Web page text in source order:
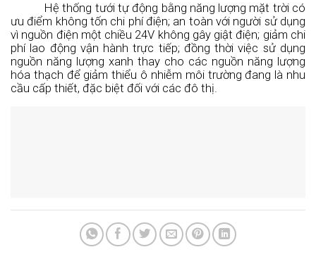
Hệ thống tưới tự động bằng năng lượng mặt trời có
ưu điểm không tốn chi phí điện; an toàn với người sử dụng
vì nguồn điện một chiều 24V không gây giật điện; giảm chi
phí lao động vận hành trực tiếp; đồng thời việc sử dụng
nguồn năng lượng xanh thay cho các nguồn năng lượng
hóa thạch để giảm thiểu ô nhiễm môi trường đang là nhu
cầu cấp thiết, đặc biệt đối với các đô thị.